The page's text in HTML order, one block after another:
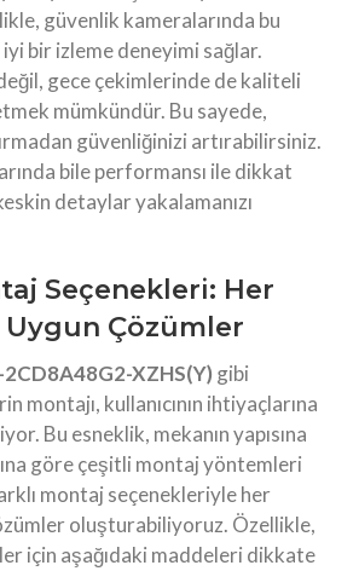
güvenlik kameralarında bu
bir izleme deneyimi sağlar.
gece çekimlerinde de kaliteli
mümkündür. Bu sayede,
güvenliğinizi artırabilirsiniz.
bile performansı ile dikkat
detaylar yakalamanızı
Seçenekleri: Her
Uygun Çözümler
2CD8A48G2-XZHS(Y) gibi
montajı, kullanıcının ihtiyaçlarına
Bu esneklik, mekanın yapısına
göre çeşitli montaj yöntemleri
montaj seçenekleriyle her
oluşturabiliyoruz. Özellikle,
için aşağıdaki maddeleri dikkate